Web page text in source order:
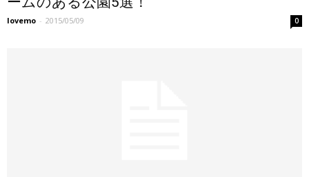
lovemo - 2015/05/09 0